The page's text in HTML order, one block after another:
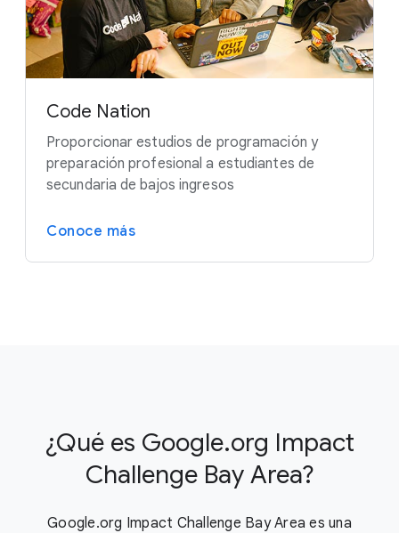
Code Nation
Proporcionar estudios de programación y
preparación profesional a estudiantes de
secundaria de bajos ingresos
Conoce más
¿Qué es Google.org Impact
Challenge Bay Area?
Google.org Impact Challenge Bay Area es una